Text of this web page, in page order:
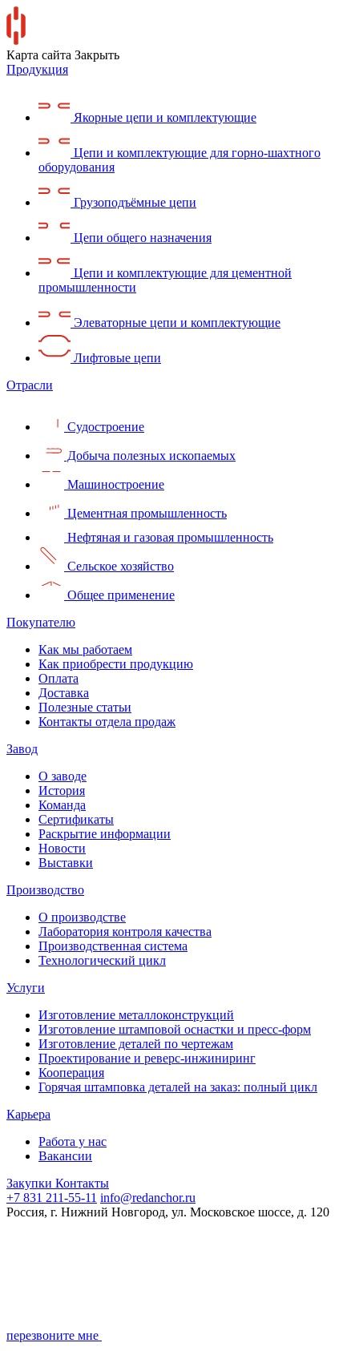
Карта сайта Закрыть
Продукция
Якорные цепи и комплектующие
Цепи и комплектующие для горно-шахтного
оборудования
Грузоподъёмные цепи
Цепи общего назначения
Цепи и комплектующие для цементной
промышленности
Элеваторные цепи и комплектующие
Лифтовые цепи
Отрасли
Судостроение
Добыча полезных ископаемых
Машиностроение
Цементная промышленность
Нефтяная и газовая промышленность
Сельское хозяйство
Общее применение
Покупателю
Как мы работаем
Как приобрести продукцию
Оплата
Доставка
Полезные статьи
Контакты отдела продаж
Завод
О заводе
История
Команда
Сертификаты
Раскрытие информации
Новости
Выставки
Производство
О производстве
Лаборатория контроля качества
Производственная система
Технологический цикл
Услуги
Изготовление металлоконструкций
Изготовление штамповой оснастки и пресс-форм
Изготовление деталей по чертежам
Проектирование и реверс-инжиниринг
Кооперация
Горячая штамповка деталей на заказ: полный цикл
Карьера
Работа у нас
Вакансии
Закупки Контакты
+7 831 211-55-11 info@redanchor.ru
Россия, г. Нижний Новгород, ул. Московское шоссе, д. 120
перезвоните мне